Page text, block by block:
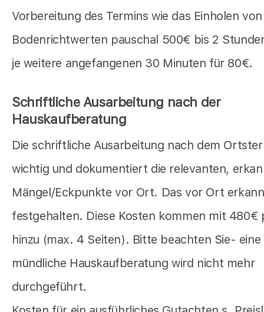
Vorbereitung des Termins wie das Einholen von
Bodenrichtwerten pauschal 500€ bis 2
je weitere angefangenen 30 Minuten für 80€.
Schriftliche Ausarbeitung nach der
Hauskaufberatung
Die schriftliche Ausarbeitung nach dem
wichtig und dokumentiert die relevanten,
Mängel/Eckpunkte vor Ort. Das vor Ort
festgehalten. Diese Kosten kommen mit 480€
hinzu (max. 4 Seiten). Bitte beachten Sie- eine
mündliche Hauskaufberatung wird nicht mehr
durchgeführt.